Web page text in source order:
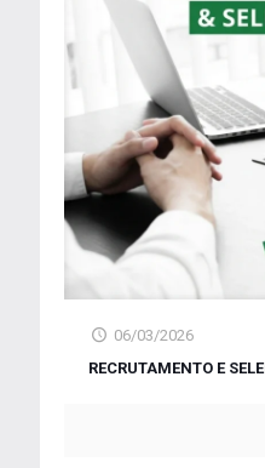
06/03/2026
RECRUTAMENTO E